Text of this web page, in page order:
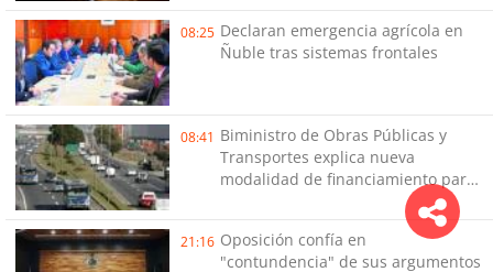
08:25 Declaran emergencia agrícola en
Ñuble tras sistemas frontales
08:41 Biministro de Obras Públicas y
Transportes explica nueva
modalidad de financiamiento para
las obras de electrocorredores en
el Gran Concepción
21:16 Oposición confía en
"contundencia" de sus argumentos